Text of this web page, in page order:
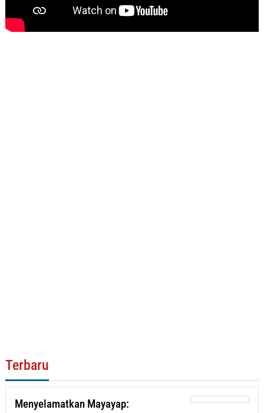
Terbaru
Menyelamatkan Mayayap: